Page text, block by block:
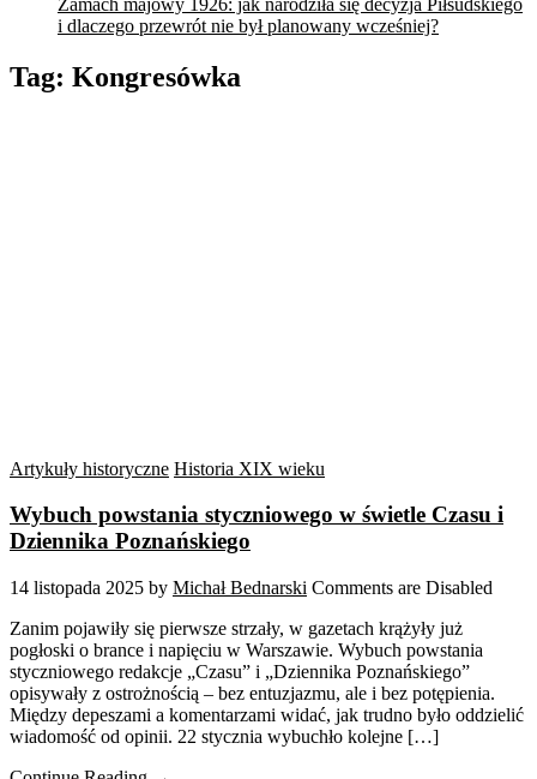
i dlaczego przewrót nie był planowany wcześniej?
Tag: Kongresówka
Artykuły historyczne Historia XIX wieku
Wybuch powstania styczniowego w świetle Czasu i
Dziennika Poznańskiego
14 listopada 2025 by Michał Bednarski Comments are Disabled
Zanim pojawiły się pierwsze strzały, w gazetach krążyły już
pogłoski o brance i napięciu w Warszawie. Wybuch powstania
styczniowego redakcje „Czasu” i „Dziennika Poznańskiego”
opisywały z ostrożnością – bez entuzjazmu, ale i bez potępienia.
Między depeszami a komentarzami widać, jak trudno było oddzielić
wiadomość od opinii. 22 stycznia wybuchło kolejne […]